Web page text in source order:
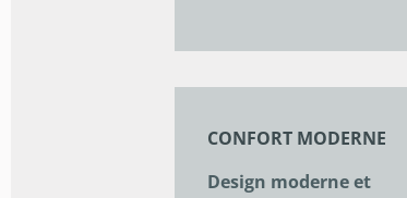
CONFORT MODERNE
Design moderne et